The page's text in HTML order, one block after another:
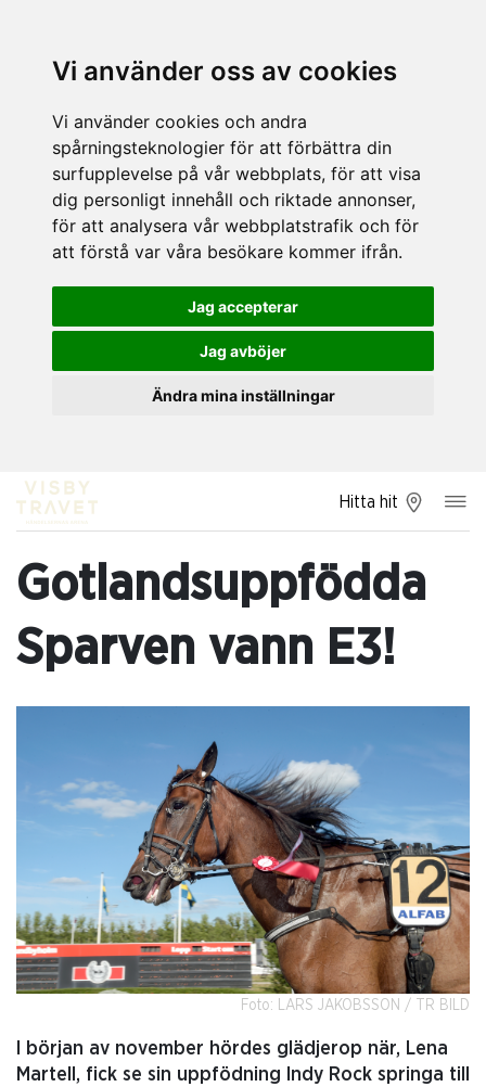
Vi använder oss av cookies
Vi använder cookies och andra
spårningsteknologier för att förbättra din
surfupplevelse på vår webbplats, för att visa
dig personligt innehåll och riktade annonser,
för att analysera vår webbplatstrafik och för
att förstå var våra besökare kommer ifrån.
Jag accepterar
Jag avböjer
Ändra mina inställningar
Hitta hit
Foto: LARS JAKOBSSON / TR BILD
Gotlandsuppfödda
Sparven vann E3!
I början av november hördes glädjerop när, Lena
Martell, fick se sin uppfödning Indy Rock springa till